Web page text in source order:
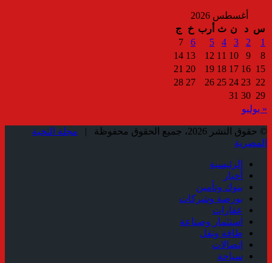
أغسطس 2026
س د ن ث أرب خ
ج
1
2
3
4
5
6
7
8
9
10
11
12
13
14
15
16
17
18
19
20
21
22
23
24
25
26
27
28
29
30
31
« يوليو
© حقوق النشر 2026، جميع الحقوق محفوظة |
مجلة النخبة
المصرية
الرئيسية
أخبار
بنوك وتأمين
بورصة وشركات
عقارات
استثمار وصناعة
طاقة ونقل
إتصالات
سياحة